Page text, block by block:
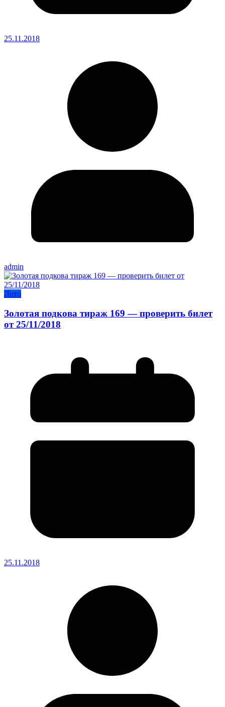
25.11.2018
admin
Лото
Золотая подкова тираж 169 — проверить билет
от 25/11/2018
25.11.2018